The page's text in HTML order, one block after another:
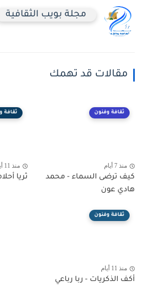
مجلة بويب الثقافية
مقالات قد تهمك
ثقافة وفنون
منذ 7 أيام
كيف ترضى السماء - محمد
هادي عون
ثقافة
منذ 11 أيام
ثريا
ثقافة وفنون
منذ 11 أيام
أكف الذكريات - ربا رباعي